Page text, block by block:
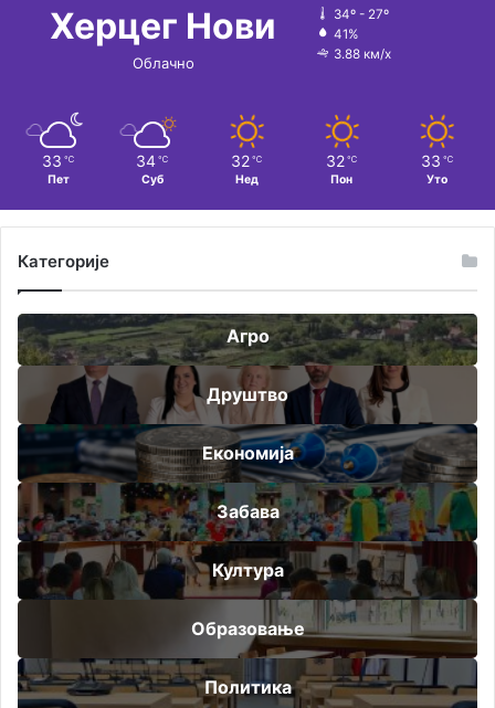
Херцег Нови
Облачно
34º - 27º
41%
3.88 км/х
33 ℃
Пет
34 ℃
Суб
32 ℃
Нед
32 ℃
Пон
33 ℃
Уто
Категорије
Агро
Друштво
Економија
Забава
Култура
Образовање
Политика